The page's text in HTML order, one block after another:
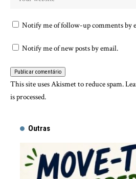
Notify me of follow-up comments by
Notify me of new posts by email.
This site uses Akismet to reduce spam.
is processed.
Outras